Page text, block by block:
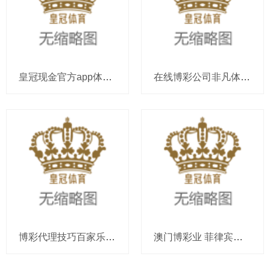
皇冠现金官方app体育彩票竞彩网比分_世体: 贝蒂斯尽显风范为巴萨排队, 后者6东说念主领取西甲最好 在线博彩公司非凡体育彩票 | 全面注册制落地半年：市蚁集构较着优化
博彩代理技巧百家乐的玩法和技巧_抢先看! 这些“革命科技”将在第29届智能交通世界大会“亮相” 澳门博彩业 菲律宾博彩球讯网即时比分_317个神色晋级复赛，第三届横琴科创大赛预赛后果出炉